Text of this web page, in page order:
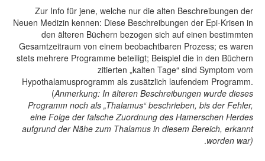
Zur Info für jene, welche nur die alten Beschreibungen der
Neuen Medizin kennen: Diese Beschreibungen der Epi-Krisen in
den älteren Büchern bezogen sich auf einen bestimmten
Gesamtzeitraum von einem beobachtbaren Prozess; es waren
stets mehrere Programme beteiligt; Beispiel die in den Büchern
zitierten „kalten Tage“ sind Symptom vom
Hypothalamusprogramm als zusätzlich laufendem Programm.
(Anmerkung: In älteren Beschreibungen wurde dieses
Programm noch als „Thalamus“ beschrieben, bis der Fehler,
eine Folge der falsche Zuordnung des Hamerschen Herdes
aufgrund der Nähe zum Thalamus in diesem Bereich, erkannt
worden war)
.